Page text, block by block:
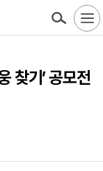
찾기’ 공모전